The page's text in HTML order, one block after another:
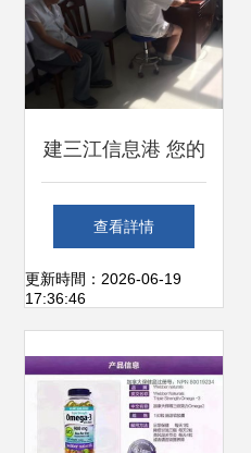
ErlTph ctrl +
23534\n\n隨著"健
康中國"國家戰略的
深入實施與傳統與
現代《隨著活水平
高的》,越來越多從
科字膳食族食和可
建三江信息港 您的
全方位健康信息咨
詢平臺
查看詳情
更新時間：2026-06-19
17:36:46